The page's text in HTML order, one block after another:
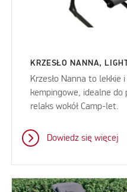
KRZESŁO NANNA,
Krzesło Nanna to lekkie
kempingowe, idealne do
relaks wokół Camp-let.
Dowiedz się więcej